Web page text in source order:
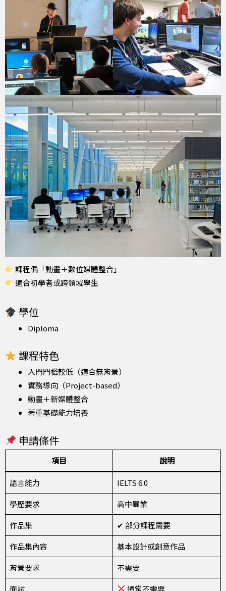
課程偏「動畫＋數位媒體整合」
適合初學者或跨領域學生
學位
Diploma
課程特色
入門門檻較低（適合無背景）
實務導向（Project-based）
動畫＋新媒體整合
著重基礎能力培養
申請條件
項目 說明
語言能力
IELTS 6.0
學歷要求
高中畢業
作品集
✔ 部分課程需要
作品集內容
基本設計或創意作品
背景要求
不需要
面試
通常不需要